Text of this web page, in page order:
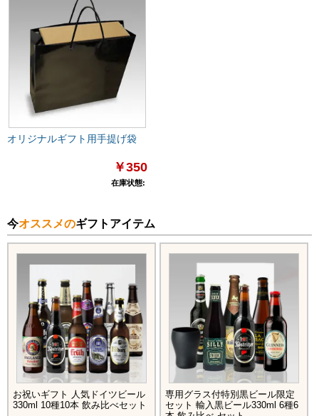
オリジナルギフト用手提げ袋
￥350
在庫状態:
今オススメのギフトアイテム
お祝いギフト 人気ドイツビール
330ml 10種10本 飲み比べセット
専用グラス付特別黒ビール限定
セット 輸入黒ビール330ml 6種6